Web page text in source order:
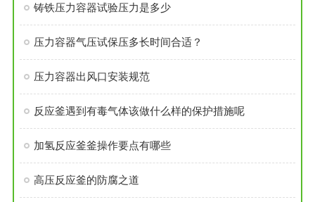
铸铁压力容器试验压力是多少
压力容器气压试保压多长时间合适？
压力容器出风口安装规范
反应釜遇到有毒气体该做什么样的保护措施呢
加氢反应釜釜操作要点有哪些
高压反应釜的防腐之道